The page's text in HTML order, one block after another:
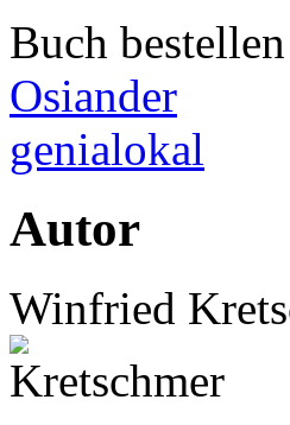
Buch
Osiander
genialokal
Autor
Winfried